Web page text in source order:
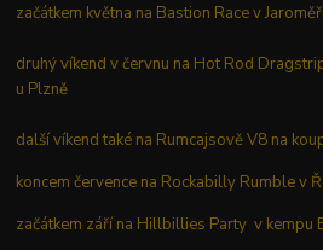
začátkem května na Bastion Race v
druhý víkend v červnu na Hot Rod
u Plzně
další víkend také na Rumcajsově V8 na
koncem července na Rockabilly Rumble v
začátkem září na Hillbillies Party v kempu